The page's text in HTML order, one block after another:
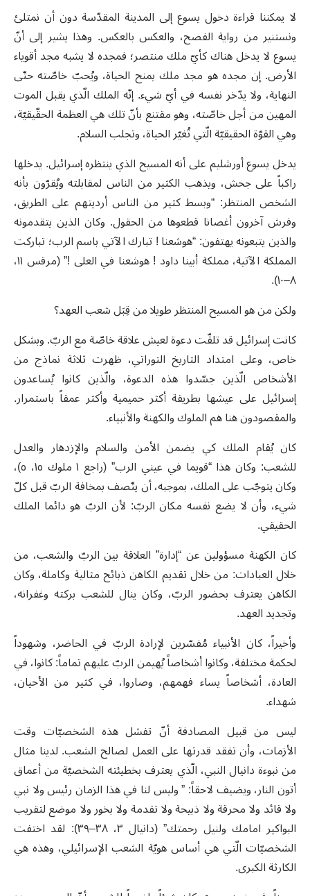
لا يمكننا قراءة دخول يسوع إلى المدينة المقدّسة دون أن نمتلئ
ونستنير من رواية الفصح، والعكس بالعكس. وهذا يشير إلى أنّ
يسوع لا يدخل هناك كأيّ ملك منتصر؛ فمجده لا يشبه مجد أقوياء
الأرض. إن مجده هو مجد ملك يمنح الحياة، ويُحبّ خاصّته حتّى
النهاية، ولا يدّخر نفسه في أيّ شيء. إنّه الملك الّذي يقبل الموت
المهين من أجل خاصّته، وهو مقتنع بأنّ تلك هي العظمة الحقّيقيّة،
وهي القوّة الحقيقيّة الّتي تُغيّر الحياة، وتجلب السلام.
يدخل يسوع أورشليم على أنه المسيح الذي ينتظره إسرائيل. يدخلها
راكباً على جحش، ويذهب الكثير من الناس لمقابلته ويُقرّون بأنه
الشخص المنتظر: “وبسط كثير من الناس أرديتهم على الطريق،
وفرش آخرون أغصانا قطعوها من الحقول. وكان الذين يتقدمونه
والذين يتبعونه يهتفون: “هوشعنا ! تبارك الآتي باسم الرب؛ تباركت
المملكة الآتية، مملكة أبينا داود ! هوشعنا في العلى !” (مرقس ١١،
٨–١٠).
ولكن من هو المسيح المنتظر طويلا من قِبَل شعب العهد؟
كانت إسرائيل قد تلقّت دعوة لعيش علاقة خاصّة مع الربّ. وبشكل
خاص، وعلى امتداد التاريخ التوراتي، ظهرت ثلاثة نماذج من
الأشخاص الّذين جسّدوا هذه الدعوة، والّذين كانوا يُساعدون
إسرائيل على عيشها بطريقة أكثر حميمية وأكثر عمقاً باستمرار.
والمقصودون هنا هم الملوك والكهنة والأنبياء.
كان يُقام الملك كي يضمن الأمن والسلام والإزدهار والعدل
للشعب: وكان هذا “قويما في عيني الرب” (راجع ١ ملوك ١٥، ٥)،
وكان يتوجّب على الملك، بموجبه، أن يتّصف بمخافة الربّ قبل كلّ
شيء، وأن لا يضع نفسه مكان الربّ: لأن الربّ هو دائما الملك
الحقيقي.
كان الكهنة مسؤولين عن “إدارة” العلاقة بين الربّ والشعب، من
خلال العبادات: من خلال تقديم الكاهن ذبائح مثالية وكاملة، وكان
الكاهن يعترف بحضور الربّ، وكان ينال للشعب بركته وغفرانه،
وتجديد العهد.
وأخيراً، كان الأنبياء مُفسّرين لإرادة الربّ في الحاضر، وشهوداً
لحكمة مختلفة، وكانوا أشخاصاً يُهيمن الربّ عليهم تماماً: كانوا، في
العادة، أشخاصاً يساء فهمهم، وصاروا، في كثير من الأحيان،
شهداء.
ليس من قبيل المصادفة أنّ تفشل هذه الشخصيّات وقت
الأزمات، وأن تفقد قدرتها على العمل لصالح الشعب. لدينا مثال
من نبوءة دانيال النبي، الّذي يعترف بخطيئته الشخصيّة من أعماق
أتون النار، ويضيف لاحقاً: ”وليس لنا في هذا الزمان رئيس ولا نبي
ولا قائد ولا محرقة ولا ذبيحة ولا تقدمة ولا بخور ولا موضع لتقريب
البواكير امامك ولنيل رحمتك” (دانيال ٣، ٣٨–٣٩): لقد اختفت
الشخصيّات الّتي هي أساس هويّة الشعب الإسرائيلي، وهذه هي
الكارثة الكبرى.